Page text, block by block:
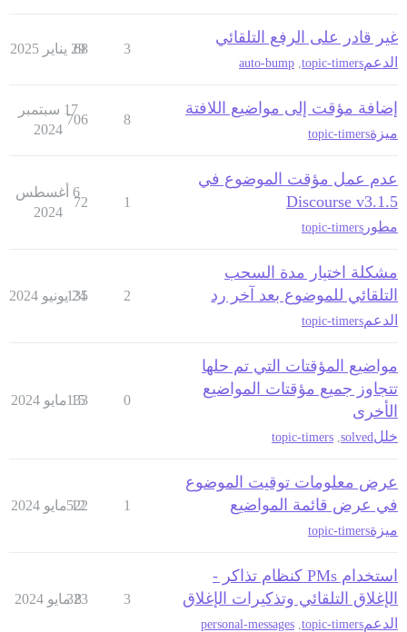
غير قادر على الرفع التلقائي
الدعمtopic-timers
auto-bump
3
68
29 يناير 2025
إضافة مؤقت إلى مواضيع اللافتة
ميزةtopic-timers
8
706
17 سبتمبر
2024
عدم عمل مؤقت الموضوع في
Discourse v3.1.5
مطور topic-timers
1
72
6 أغسطس
2024
مشكلة اختيار مدة السحب
التلقائي للموضوع بعد آخر رد
الدعمtopic-timers
2
135
24 يونيو 2024
مواضيع المؤقتات التي تم حلها
تتجاوز جميع مؤقتات المواضيع
الأخرى
خللsolved
topic-timers
0
133
15 مايو 2024
عرض معلومات توقيت الموضوع
في عرض قائمة المواضيع
ميزةtopic-timers
1
522
12 مايو 2024
استخدام PMs كنظام تذاكر -
الإغلاق التلقائي وتذكيرات الإغلاق
الدعمtopic-timers
personal-messages
3
323
8 مايو 2024